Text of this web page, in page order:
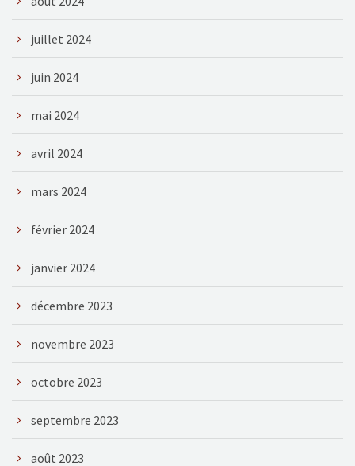
juillet 2024
juin 2024
mai 2024
avril 2024
mars 2024
février 2024
janvier 2024
décembre 2023
novembre 2023
octobre 2023
septembre 2023
août 2023